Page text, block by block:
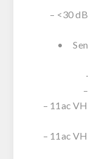
– <30
•
– 11ac
– 11ac